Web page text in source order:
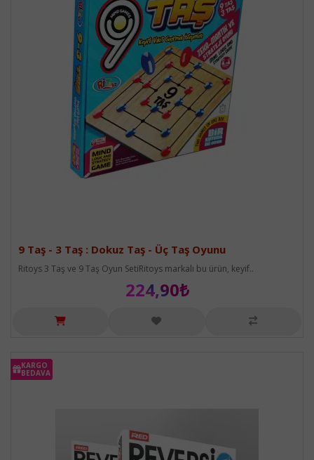
9 Taş - 3 Taş : Dokuz Taş - Üç Taş Oyunu
Ritoys 3 Taş ve 9 Taş Oyun SetiRitoys markalı bu ürün, keyif..
224,90₺
KARGO
BEDAVA
KARGO
BEDAVA